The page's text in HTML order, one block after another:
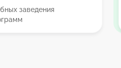
заведения